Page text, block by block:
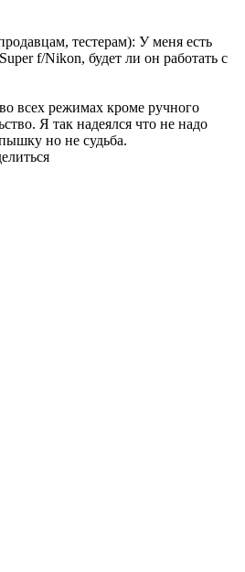
тестерам): У меня есть
f/Nikon, будет ли он работать с
всех режимах кроме ручного
Я так надеялся что не надо
но не судьба.